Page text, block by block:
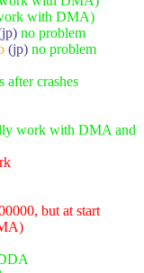
with DMA)
no problem
(jp) no problem
after crashes
work with DMA and
but at start